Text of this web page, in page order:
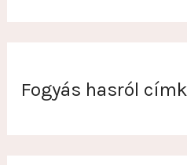
Fogyás hasról